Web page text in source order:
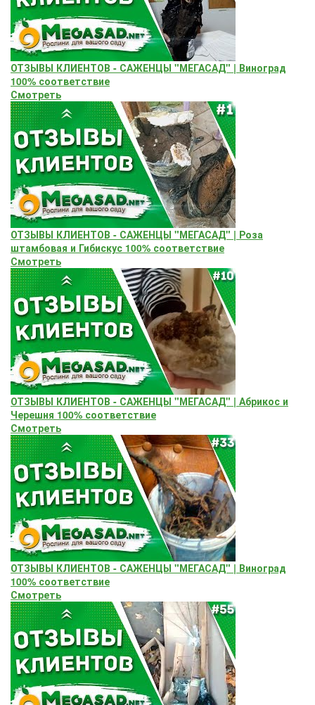
ОТЗЫВЫ КЛИЕНТОВ - САЖЕНЦЫ "МЕГАСАД" | Виноград
100% соответствие
Смотреть
ОТЗЫВЫ КЛИЕНТОВ - САЖЕНЦЫ "МЕГАСАД" | Роза
штамбовая и Гибискус 100% соответствие
Смотреть
ОТЗЫВЫ КЛИЕНТОВ - САЖЕНЦЫ "МЕГАСАД" | Абрикос и
Черешня 100% соответствие
Смотреть
ОТЗЫВЫ КЛИЕНТОВ - САЖЕНЦЫ "МЕГАСАД" | Виноград
100% соответствие
Смотреть